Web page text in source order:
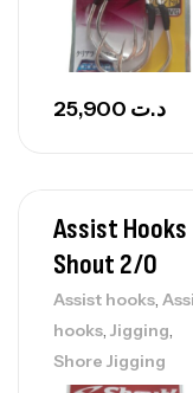
د.ت
Assist Hooks
Shout 2/0
Assist hooks,
hooks, Jigging,
Shore Jigging